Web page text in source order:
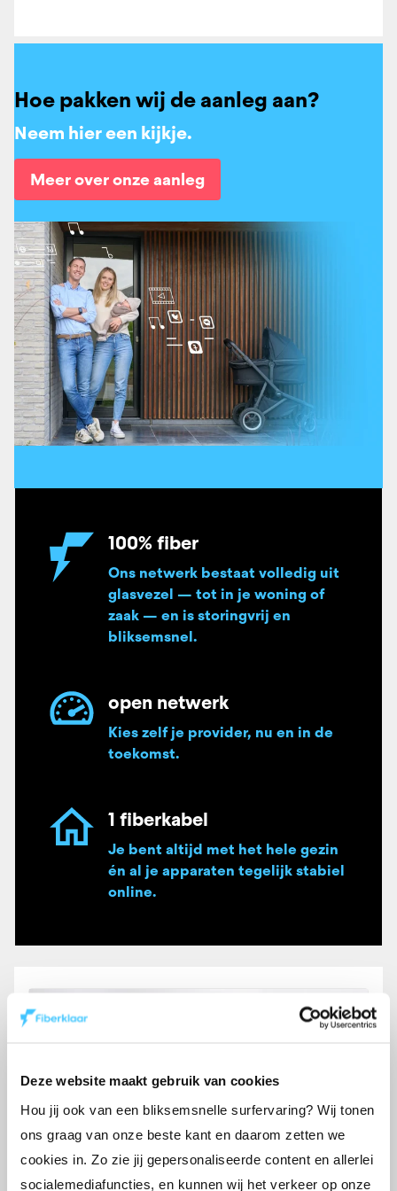
Deze website maakt gebruik van cookies
Hou jij ook van een bliksemsnelle surfervaring? Wij tonen
ons graag van onze beste kant en daarom zetten we
cookies in. Zo zie jij gepersonaliseerde content en allerlei
socialemediafuncties, en kunnen wij het verkeer op onze
Hoe pakken wij de aanleg aan?
Neem hier een kijkje.
Meer over onze aanleg
100% fiber
Ons netwerk bestaat volledig uit
glasvezel — tot in je woning of
zaak — en is storingvrij en
bliksemsnel.
open netwerk
Kies zelf je provider, nu en in de
toekomst.
1 fiberkabel
Je bent altijd met het hele gezin
én al je apparaten tegelijk stabiel
online.